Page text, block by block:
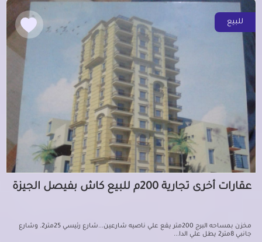
للبيع
عقارات أخرى تجارية 200م للبيع كاش بفيصل الجيزة
مخزن بمساحه البرج 200متر يقع علي ناصيه شارعين...شارع رئيسي 25متر2. وشارع
جانبي 8متر2 يطل علي الدا...